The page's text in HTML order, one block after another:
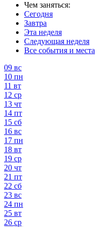
Чем заняться:
Сегодня
Завтра
Эта неделя
Следующая неделя
Все события и места
09 вс
10 пн
11 вт
12 ср
13 чт
14 пт
15 сб
16 вс
17 пн
18 вт
19 ср
20 чт
21 пт
22 сб
23 вс
24 пн
25 вт
26 ср